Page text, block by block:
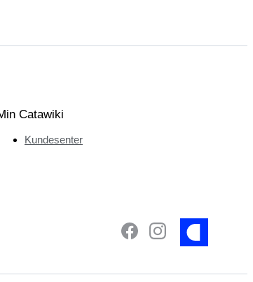
Catawiki
Kundesenter